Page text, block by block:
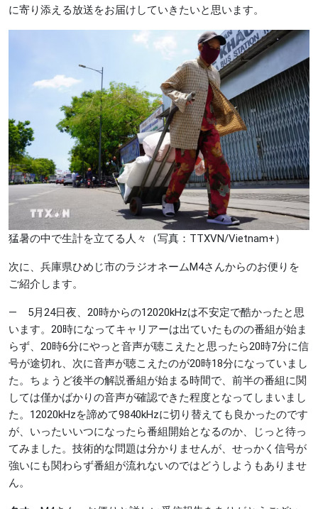
に寄り添える放送をお届けしていきたいと思います。
猛暑の中で生計を立てる人々（写真：TTXVN/Vietnam+）
次に、兵庫県ひめじ市のラジオネームM4さんからのお便りを
ご紹介します。
― 5月24日夜、20時からの12020kHzは不安定で酷かったと思
います。20時になってキャリアーは出ていたものの番組が始ま
らず、20時6分にやっと音声が聴こえたと思ったら20時7分に信
号が途切れ、次に音声が聴こえたのが20時18分になっていまし
た。ちょうど後半の解説番組が始まる時間で、前半の番組に関
しては僅かばかりの音声が確認できた程度となってしまいまし
た。12020kHzを諦めて9840kHzに切り替えても良かったのです
が、いったいいつになったら番組開始となるのか、じっと待っ
てみました。技術的な問題は分かりませんが、せっかく信号が
強いにも関わらず番組が流れないのではどうしようもありませ
ん。